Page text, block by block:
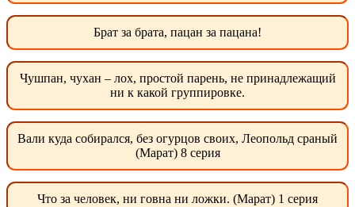
Брат за брата, пацан за пацана!
Чушпан, чухан – лох, простой парень, не принадлежащий
ни к какой группировке.
Вали куда собирался, без огурцов своих, Леопольд сраный
(Марат) 8 серия
Что за человек, ни говна ни ложки. (Марат) 1 серия